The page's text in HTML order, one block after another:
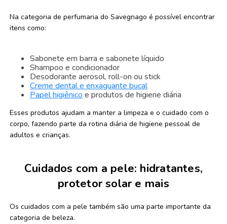
Na categoria de perfumaria do Savegnago é possível encontrar
itens como:
Sabonete em barra e sabonete líquido
Shampoo e condicionador
Desodorante aerosol, roll-on ou stick
Creme dental e enxaguante bucal
Papel higiênico e produtos de higiene diária
Esses produtos ajudam a manter a limpeza e o cuidado com o
corpo, fazendo parte da rotina diária de higiene pessoal de
adultos e crianças.
Cuidados com a pele: hidratantes,
protetor solar e mais
Os cuidados com a pele também são uma parte importante da
categoria de beleza.